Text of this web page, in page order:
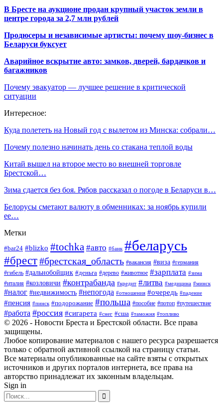
В Бресте на аукционе продан крупный участок земли в
центре города за 2,7 млн рублей
Продюсеры и независимые артисты: почему шоу-бизнес в
Беларуси буксует
Аварийное вскрытие авто: замков, дверей, бардачков и
багажников
Почему эвакуатор — лучшее решение в критической
ситуации
Интересное:
Куда полететь на Новый год с вылетом из Минска: собрали…
Почему полезно начинать день со стакана теплой воды
Китай вышел на второе место во внешней торговле
Брестской…
Зима сдается без боя. Рябов рассказал о погоде в Беларуси в…
Белорусы сметают валюту в обменниках: за ноябрь купили
ее…
Метки
#bar24 #blizko #tochka #авто #банк #беларусь
#брест#брестская_область #вакансия #виза #германия
#гибель #дальнобойщик #деньга #дерево #животное #зарплата #зима
#италия #козловичи #контрабанда #кредит #литва #медицина #минск
#налог #недвижимость #непогода #отношения #очередь #падение
#пенсия #пинск #подорожание #польша #пособие #потоп #путешествие
#работа #россия #сигарета #снег #сша #таможня #топливо
© 2026 - Новости Бреста и Брестской области. Все права
защищены.
Любое копирование материалов с нашего ресурса разрешается
только с обратной активной ссылкой на страницу статьи.
Все материалы опубликованные на сайте взяты с открытых
источников и других порталов интернета, все права на
авторство принадлежат их законным владельцам.
Sign in